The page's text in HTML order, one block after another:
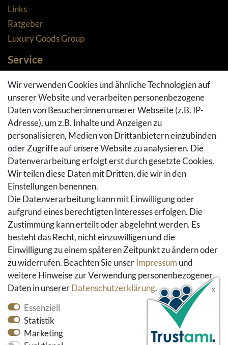
Links
Ratgeber
Luxury Goods Group
Service
Zahlungsarten
Versandarten & -kosten
Widerrufsrecht
Rückgaberecht
Vertrag widerrufen
Warenkorb
Hilfe
Social Media
Facebook
Instagram
Pinterest
Youtube
Houzz
Wir verwenden Cookies und ähnliche Technologien auf
unserer Website und verarbeiten personenbezogene
Daten von Besucher:innen unserer Webseite (z.B. IP-
Adresse), um z.B. Inhalte und Anzeigen zu
personalisieren, Medien von Drittanbietern einzubinden
oder Zugriffe auf unsere Website zu analysieren. Die
Datenverarbeitung erfolgt erst durch gesetzte Cookies.
Wir teilen diese Daten mit Dritten, die wir in den
Einstellungen benennen.
Die Datenverarbeitung kann mit Einwilligung oder
aufgrund eines berechtigten Interesses erfolgen. Die
Zustimmung kann erteilt oder abgelehnt werden. Es
besteht das Recht, nicht einzuwilligen und die
Einwilligung zu einem späteren Zeitpunkt zu ändern oder
zu widerrufen. Beachten Sie unserImpressum und
weitere Hinweise zur Verwendung personenbezogener
Daten in unsererDaten­schutz­erklärung.
Essenziell
Statistik
Marketing